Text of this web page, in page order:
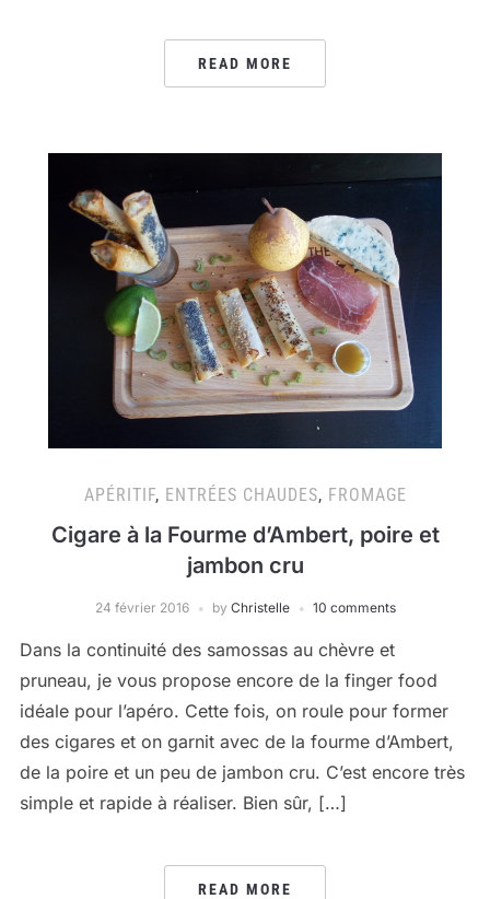
READ MORE
APÉRITIF, ENTRÉES CHAUDES, FROMAGE
Cigare à la Fourme d’Ambert, poire et
jambon cru
24 février 2016 by Christelle 10 comments
Dans la continuité des samossas au chèvre et
pruneau, je vous propose encore de la finger food
idéale pour l’apéro. Cette fois, on roule pour former
des cigares et on garnit avec de la fourme d’Ambert,
de la poire et un peu de jambon cru. C’est encore très
simple et rapide à réaliser. Bien sûr, […]
READ MORE